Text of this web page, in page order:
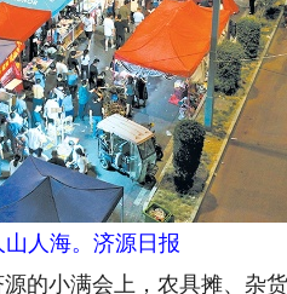
人海。济源日报
小满会上，农具摊、杂